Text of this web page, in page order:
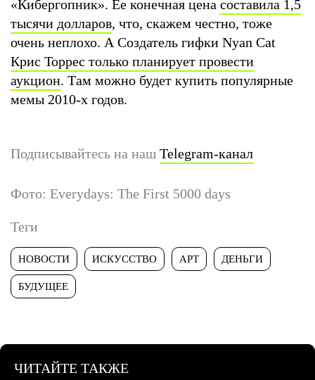
«Кибергопник». Ее конечная цена составила 1,5
тысячи долларов, что, скажем честно, тоже
очень неплохо. А Создатель гифки Nyan Cat
Крис Торрес только планирует провести
аукцион. Там можно будет купить популярные
мемы 2010-х годов.
Подписывайтесь на наш Telegram-канал
Фото: Everydays: The First 5000 days
Теги
НОВОСТИ ИСКУССТВО АРТ ДЕНЬГИ
БУДУЩЕЕ
ЧИТАЙТЕ ТАКЖЕ